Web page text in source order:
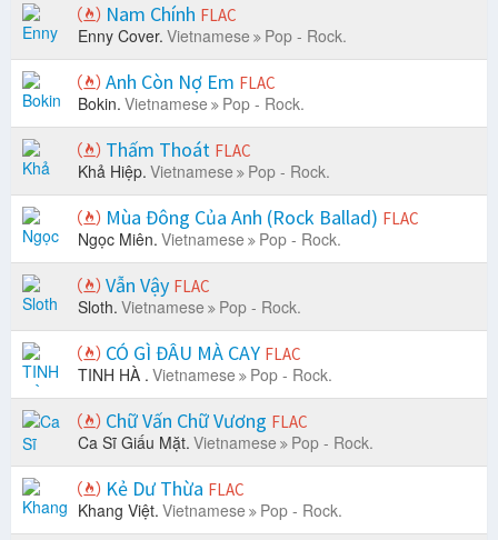
Nam Chính FLAC
Enny Cover. Vietnamese Pop - Rock.
Anh Còn Nợ Em FLAC
Bokin. Vietnamese Pop - Rock.
Thấm Thoát FLAC
Khả Hiệp. Vietnamese Pop - Rock.
Mùa Đông Của Anh (Rock Ballad) FLAC
Ngọc Miên. Vietnamese Pop - Rock.
Vẫn Vậy FLAC
Sloth. Vietnamese Pop - Rock.
CÓ GÌ ĐÂU MÀ CAY FLAC
TINH HÀ . Vietnamese Pop - Rock.
Chữ Vấn Chữ Vương FLAC
Ca Sĩ Giấu Mặt. Vietnamese Pop - Rock.
Kẻ Dư Thừa FLAC
Khang Việt. Vietnamese Pop - Rock.